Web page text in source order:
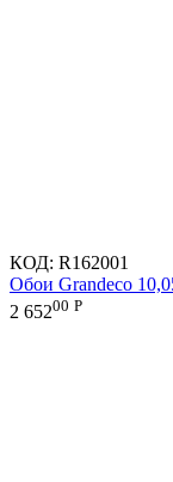
КОД: R162001
Обои Grandeco
2 65200 Р